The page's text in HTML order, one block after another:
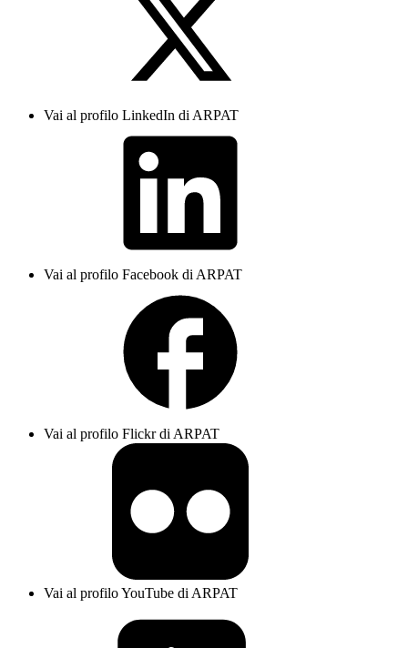
Vai al profilo LinkedIn di ARPAT
Vai al profilo Facebook di ARPAT
Vai al profilo Flickr di ARPAT
Vai al profilo YouTube di ARPAT